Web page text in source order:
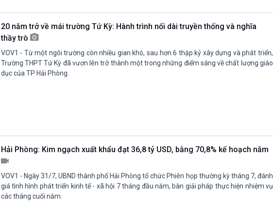
20 năm trở về mái trường Tứ Kỳ: Hành trình nối dài truyền thống và nghĩa
thầy trò
VOV1 - Từ một ngôi trường còn nhiều gian khó, sau hơn 6 thập kỷ xây dựng và phát triển,
Trường THPT Tứ Kỳ đã vươn lên trở thành một trong những điểm sáng về chất lượng giáo
dục của TP Hải Phòng.
Hải Phòng: Kim ngạch xuất khẩu đạt 36,8 tỷ USD, bằng 70,8% kế hoạch năm
VOV1 - Ngày 31/7, UBND thành phố Hải Phòng tổ chức Phiên họp thường kỳ tháng 7, đánh
giá tình hình phát triển kinh tế - xã hội 7 tháng đầu năm, bàn giải pháp thực hiện nhiệm vụ
các tháng cuối năm.